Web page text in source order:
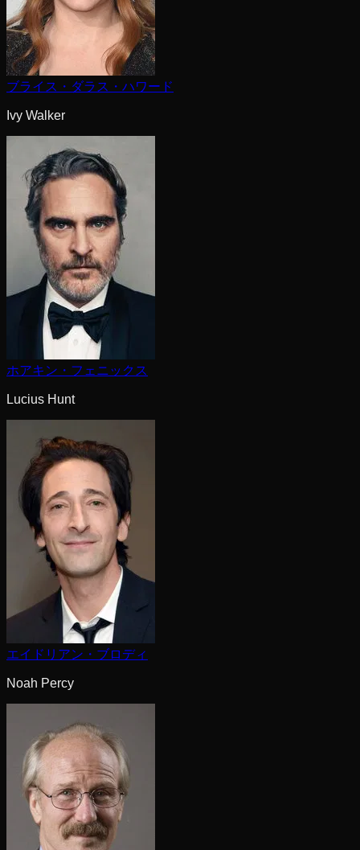
ブライス・ダラス・ハワード
Ivy Walker
ホアキン・フェニックス
Lucius Hunt
エイドリアン・ブロディ
Noah Percy